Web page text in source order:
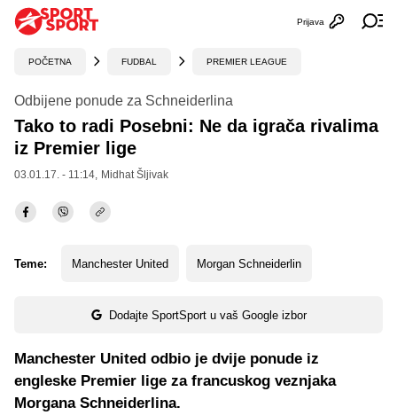
Otvori
Prijava
POČETNA FUDBAL PREMIER LEAGUE
Odbijene ponude za Schneiderlina
Tako to radi Posebni: Ne da igrača rivalima
iz Premier lige
03.01.17. - 11:14, Midhat Šljivak
Teme: Manchester United Morgan Schneiderlin
Dodajte SportSport u vaš Google izbor
Manchester United odbio je dvije ponude iz
engleske Premier lige za francuskog veznjaka
Morgana Schneiderlina.